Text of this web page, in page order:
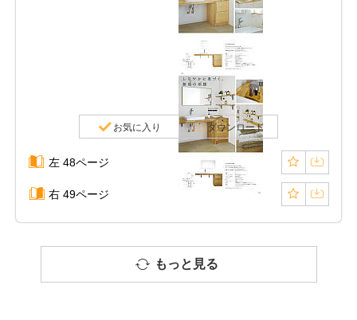
お気に入り ダウンロード
左 48ページ
右 49ページ
もっと見る